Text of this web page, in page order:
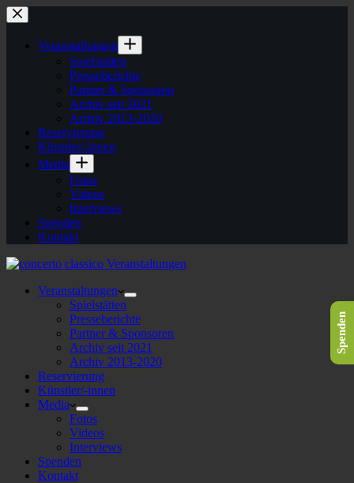
Veranstaltungen
Spielstätten
Presseberichte
Partner & Sponsoren
Archiv seit 2021
Archiv 2013-2020
Reservierung
Künstler/-innen
Media
Fotos
Videos
Interviews
Spenden
Kontakt
Veranstaltungen
Spielstätten
Presseberichte
Partner & Sponsoren
Archiv seit 2021
Archiv 2013-2020
Reservierung
Künstler/-innen
Media
Fotos
Videos
Interviews
Spenden
Kontakt
Spenden